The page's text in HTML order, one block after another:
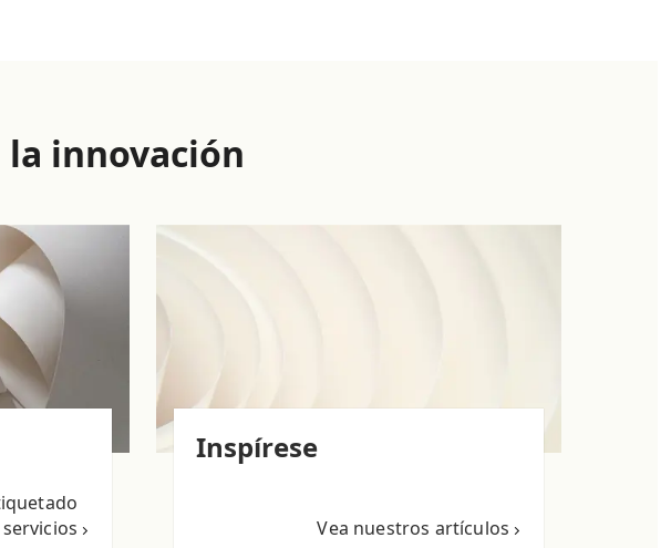
innovación
Inspírese
Vea nuestros artículos